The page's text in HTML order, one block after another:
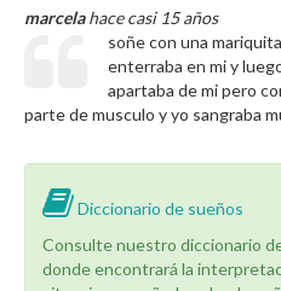
marcelahace casi 15 años
soñe con una
enterraba en mi y
apartaba de mi pero
parte de musculo y yo sangraba
Diccionario de sueños
Consulte nuestro diccionario
donde encontrará la